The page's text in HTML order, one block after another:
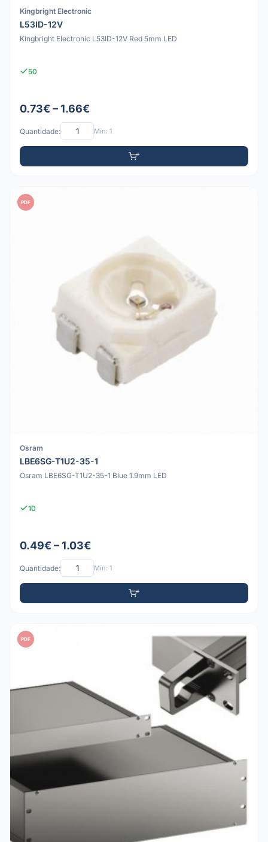
Kingbright Electronic
L53ID-12V
Kingbright Electronic L53ID-12V Red 5mm LED
50
0.73€ – 1.66€
Quantidade: Mín: 1
PDF
Osram
LBE6SG-T1U2-35-1
Osram LBE6SG-T1U2-35-1 Blue 1.9mm LED
10
0.49€ – 1.03€
Quantidade: Mín: 1
PDF